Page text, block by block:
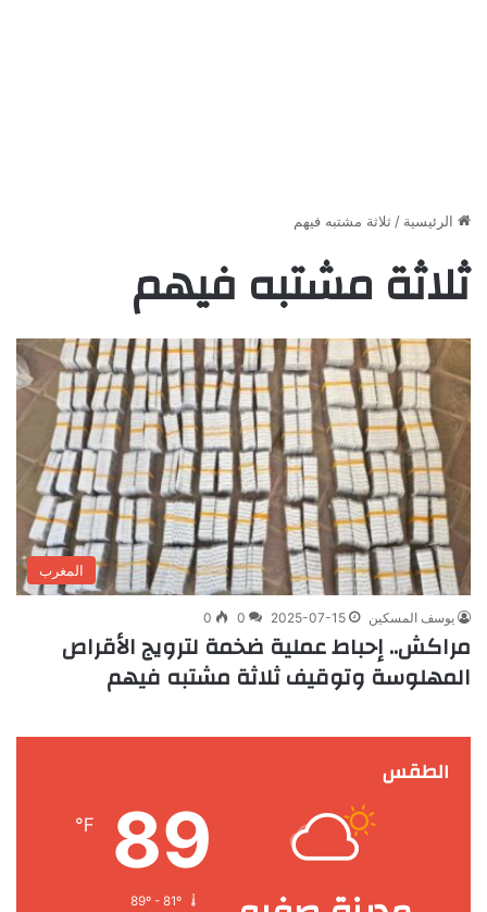
الرئيسية / ثلاثة مشتبه فيهم
ثلاثة مشتبه فيهم
المغرب
يوسف المسكين 2025-07-15
0
0
مراكش.. إحباط عملية ضخمة لترويج الأقراص
المهلوسة وتوقيف ثلاثة مشتبه فيهم
الطقس
89
℉